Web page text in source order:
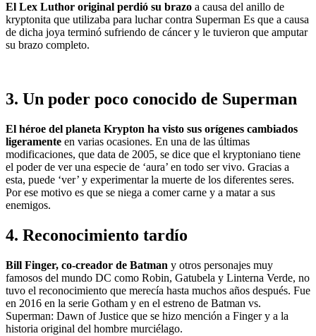
El Lex Luthor original perdió su brazo a causa del anillo de
kryptonita que utilizaba para luchar contra Superman Es que a causa
de dicha joya terminó sufriendo de cáncer y le tuvieron que amputar
su brazo completo.
3. Un poder poco conocido de Superman
El héroe del planeta Krypton ha visto sus orígenes cambiados
ligeramente en varias ocasiones. En una de las últimas
modificaciones, que data de 2005, se dice que el kryptoniano tiene
el poder de ver una especie de ‘aura’ en todo ser vivo. Gracias a
esta, puede ‘ver’ y experimentar la muerte de los diferentes seres.
Por ese motivo es que se niega a comer carne y a matar a sus
enemigos.
4. Reconocimiento tardío
Bill Finger, co-creador de Batman y otros personajes muy
famosos del mundo DC como Robin, Gatubela y Linterna Verde, no
tuvo el reconocimiento que merecía hasta muchos años después. Fue
en 2016 en la serie Gotham y en el estreno de Batman vs.
Superman: Dawn of Justice que se hizo mención a Finger y a la
historia original del hombre murciélago.